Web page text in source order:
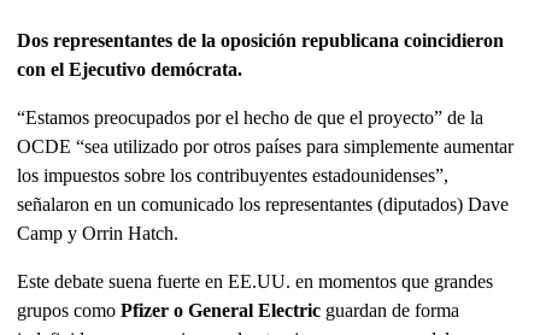
Dos representantes de la oposición republicana coincidieron
con el Ejecutivo demócrata.
“Estamos preocupados por el hecho de que el proyecto” de la
OCDE “sea utilizado por otros países para simplemente aumentar
los impuestos sobre los contribuyentes estadounidenses”,
señalaron en un comunicado los representantes (diputados) Dave
Camp y Orrin Hatch.
Este debate suena fuerte en EE.UU. en momentos que grandes
grupos como Pfizer o General Electric guardan de forma